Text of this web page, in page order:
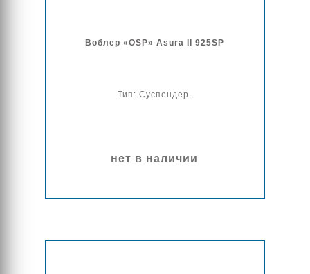
Воблер «OSP» Asura II 925SP
Тип: Суспендер.
нет в наличии